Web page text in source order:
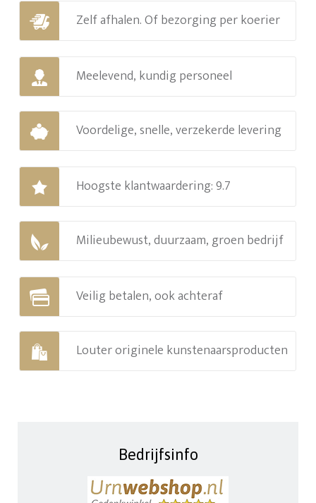
Zelf afhalen. Of bezorging per koerier
Meelevend, kundig personeel
Voordelige, snelle, verzekerde levering
Hoogste klantwaardering: 9.7
Milieubewust, duurzaam, groen bedrijf
Veilig betalen, ook achteraf
Louter originele kunstenaarsproducten
Bedrijfsinfo